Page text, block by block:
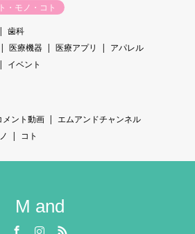
・モノ・コト
歯科
医療機器 医療アプリ
アパレル
イベント
メント動画
エムアンドチャンネル
コト
M and